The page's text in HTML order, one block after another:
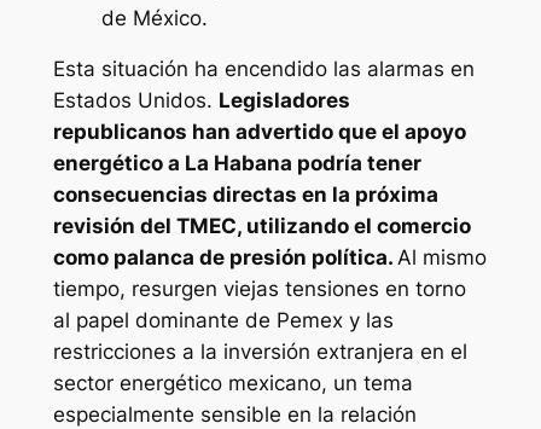
de México.
Esta situación ha encendido las alarmas en
Estados Unidos. Legisladores
republicanos han advertido que el apoyo
energético a La Habana podría tener
consecuencias directas en la próxima
revisión del TMEC, utilizando el comercio
como palanca de presión política. Al mismo
tiempo, resurgen viejas tensiones en torno
al papel dominante de Pemex y las
restricciones a la inversión extranjera en el
sector energético mexicano, un tema
especialmente sensible en la relación